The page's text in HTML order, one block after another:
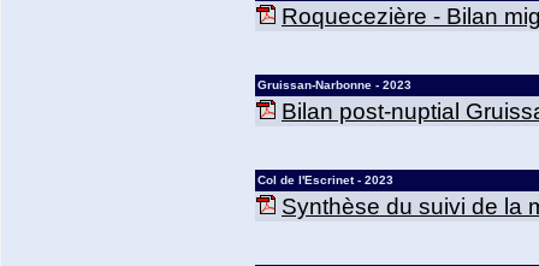
Roquecezière - Bilan
Gruissan-Narbonne - 2023
Bilan post-nuptial
Col de l'Escrinet - 2023
Synthèse du suivi de la